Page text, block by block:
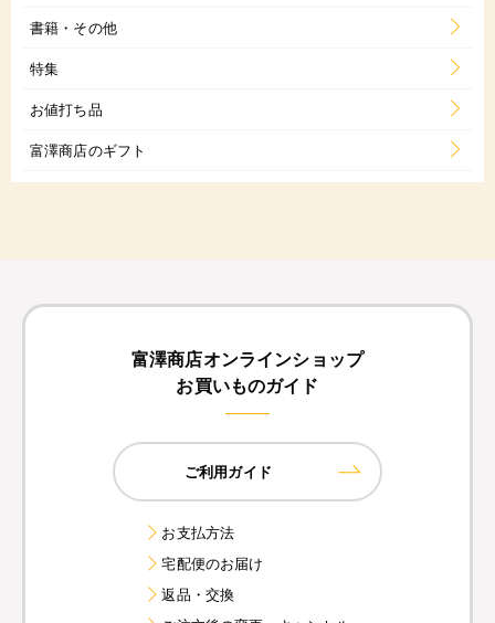
書籍・その他
特集
お値打ち品
富澤商店のギフト
富澤商店オンラインショップ
お買いものガイド
ご利用ガイド
お支払方法
宅配便のお届け
返品・交換